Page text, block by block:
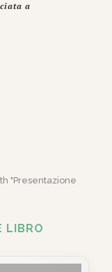
a
"Presentazione
LIBRO